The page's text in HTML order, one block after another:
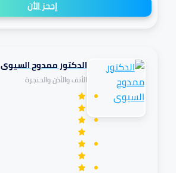
إحجز الأن
الدكتور ممدوح السيوى
الأنف والأذن والحنجرة